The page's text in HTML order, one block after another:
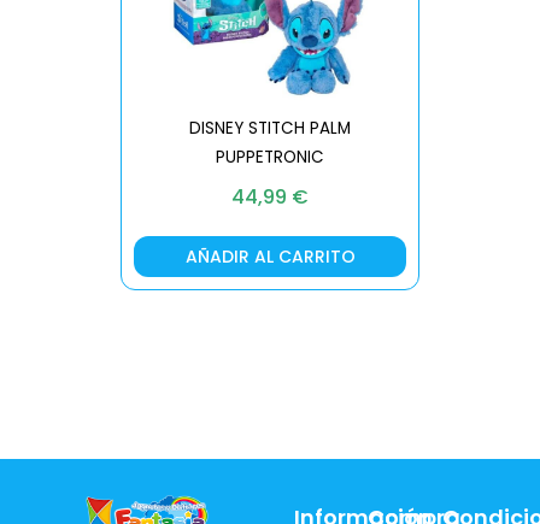
DISNEY STITCH PALM
PUPPETRONIC
44,99 €
AÑADIR AL CARRITO
Información
Compra